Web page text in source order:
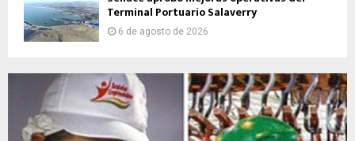
Terminal Portuario Salaverry
6 de agosto de 2026